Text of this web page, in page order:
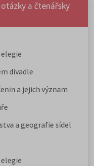
a čtenářsky
divadle
a jejich význam
a geografie sídel